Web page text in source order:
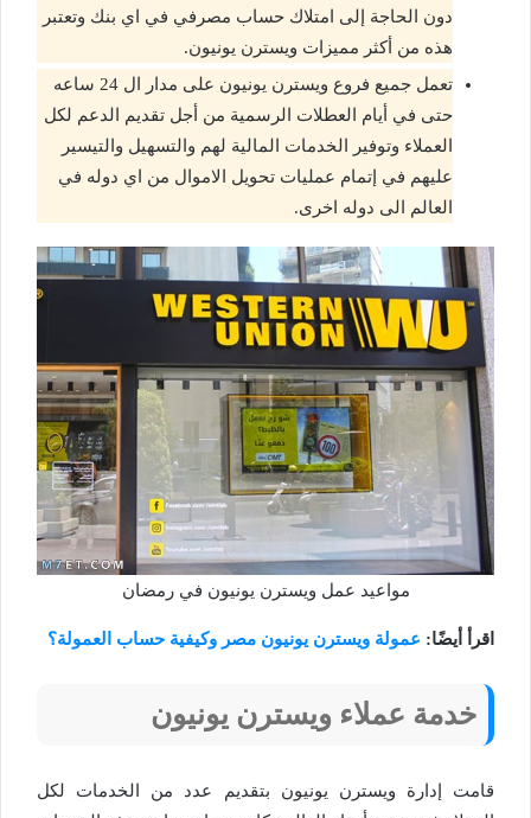
دون الحاجة إلى امتلاك حساب مصرفي في اي بنك وتعتبر
هذه من أكثر مميزات ويسترن يونيون.
تعمل جميع فروع ويسترن يونيون على مدار ال 24 ساعه
حتى في أيام العطلات الرسمية من أجل تقديم الدعم لكل
العملاء وتوفير الخدمات المالية لهم والتسهيل والتيسير
عليهم في إتمام عمليات تحويل الاموال من اي دوله في
العالم الى دوله اخرى.
مواعيد عمل ويسترن يونيون في رمضان
اقرأ أيضًا: عمولة ويسترن يونيون مصر وكيفية حساب العمولة؟
خدمة عملاء ويسترن يونيون
قامت إدارة ويسترن يونيون بتقديم عدد من الخدمات لكل